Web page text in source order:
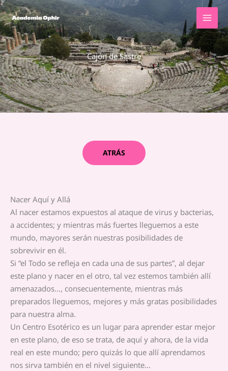
Ir
al
contenido
Cajón de Sastre
ATRÁS
Nacer Aquí y Allá
Al nacer estamos expuestos al ataque de virus y bacterias,
a accidentes; y mientras más fuertes lleguemos a este
mundo, mayores serán nuestras posibilidades de
sobrevivir en él.
Si “el Todo se refleja en cada una de sus partes”, al dejar
este plano y nacer en el otro, tal vez estemos también allí
amenazados…, consecuentemente, mientras más
preparados lleguemos, mejores y más gratas posibilidades
para nuestra alma.
Un Centro Esotérico es un lugar para aprender estar mejor
en este plano, de eso se trata, de aquí y ahora, de la vida
real en este mundo; pero quizás lo que allí aprendamos
nos sirva también en el nivel siguiente…